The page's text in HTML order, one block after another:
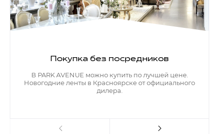
Покупка без посредников
В PARK AVENUE можно купить по лучшей цене.
Новогодние ленты в Красноярске от официального
дилера.